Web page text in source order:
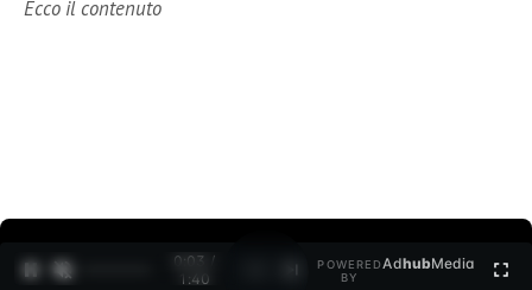
Ecco il contenuto
0:04 /
1:40
POWERED
BY
AdhubMedia